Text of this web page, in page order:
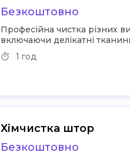
Безкоштовно
Професійна чистка різних
включаючи делікатні
1 год
Хімчистка штор
Безкоштовно